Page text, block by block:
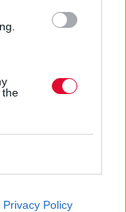
the
Privacy Policy